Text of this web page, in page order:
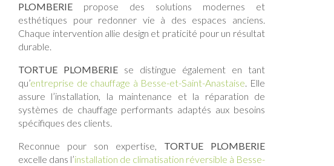
PLOMBERIE propose des solutions modernes et
esthétiques pour redonner vie à des espaces anciens.
Chaque intervention allie design et praticité pour un résultat
durable.
TORTUE PLOMBERIE se distingue également en tant
qu’entreprise de chauffage à Besse-et-Saint-Anastaise. Elle
assure l’installation, la maintenance et la réparation de
systèmes de chauffage performants adaptés aux besoins
spécifiques des clients.
Reconnue pour son expertise, TORTUE PLOMBERIE
excelle dans l’installation de climatisation réversible à Besse-